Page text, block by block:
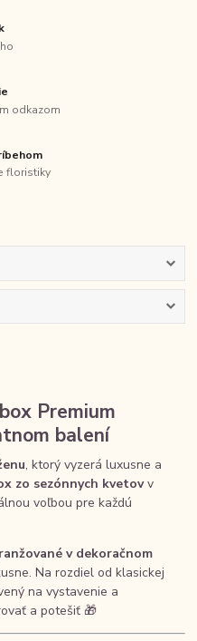
odkazom
floristiky
Premium
balení
, ktorý vyzerá luxusne a
zo sezónnych kvetovv
voľbou pre každú
v dekoračnom
Na rozdiel od klasickej
na vystavenie a
a potešiť 🎁